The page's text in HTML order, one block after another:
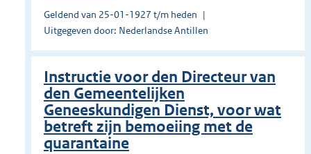
Geldend van 25-01-1927 t/m heden
Uitgegeven door: Nederlandse Antillen
Instructie voor den Directeur van
den Gemeentelijken
Geneeskundigen Dienst, voor wat
betreft zijn bemoeiing met de
quarantaine